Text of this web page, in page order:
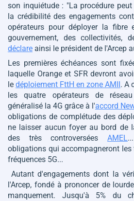
son inquiétude : "La procédure
la crédibilité des engagements
opérateurs pour déployer la
gouvernement, des collectivités,
déclare ainsi le président de l'Arcep
Les premières échéances sont
laquelle Orange et SFR devront
le déploiement FttH en zone AMII. A
les quatre opérateurs de
généralisé la 4G grâce à l'accord
obligations de complétude des
ne laisser aucun foyer au bord de
des très controversées AMEL
obligations qui accompagneront
fréquences 5G...
Autant d'engagements dont la
l'Arcep, fondé à prononcer de
manquement. Jusqu'à 5% du